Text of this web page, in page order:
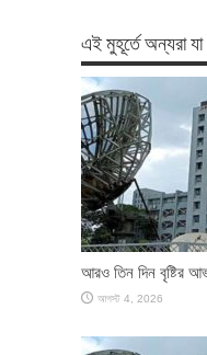
এই মুহূর্তে অন্যরা
আরও তিন দিন বৃষ্টির
আগস্ট 4, 2026